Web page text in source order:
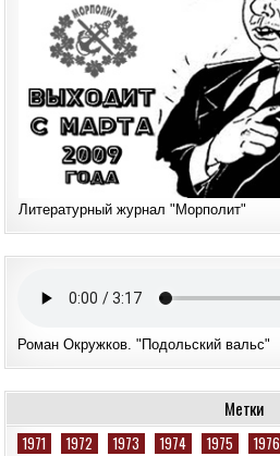
Литературный журнал "Морполит"
Роман Окружков. "Подольский вальс"
Метки
1971 1972 1973 1974 1975 1976